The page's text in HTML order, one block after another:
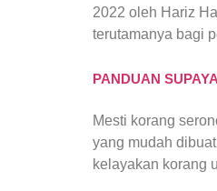
2022 oleh Hariz
terutamanya bagi
PANDUAN
Mesti korang
yang mudah
kelayakan korang